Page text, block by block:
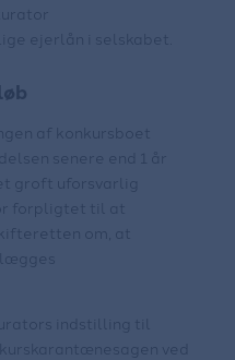
ejerlån i selskabet.
af konkursboet
senere end 1 år
groft uforsvarlig
forpligtet til at
om, at
indstilling til
ved